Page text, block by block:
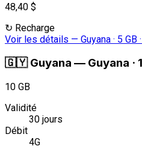
48,40 $
↻ Recharge
Voir les détails — Guyana · 5 GB
🇬🇾 Guyana — Guyana ·
10 GB
Validité
30 jours
Débit
4G